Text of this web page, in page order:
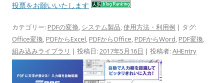
投票をお願いいたします
カテゴリー: PDFの変換, システム製品,使用方法・利用例 | タグ:
Office変換, PDFからExcel, PDFからOffice, PDFからWord, PDF変換,
組み込みライブラリ | 投稿日: 2017年5月16日 | 投稿者: AHEntry